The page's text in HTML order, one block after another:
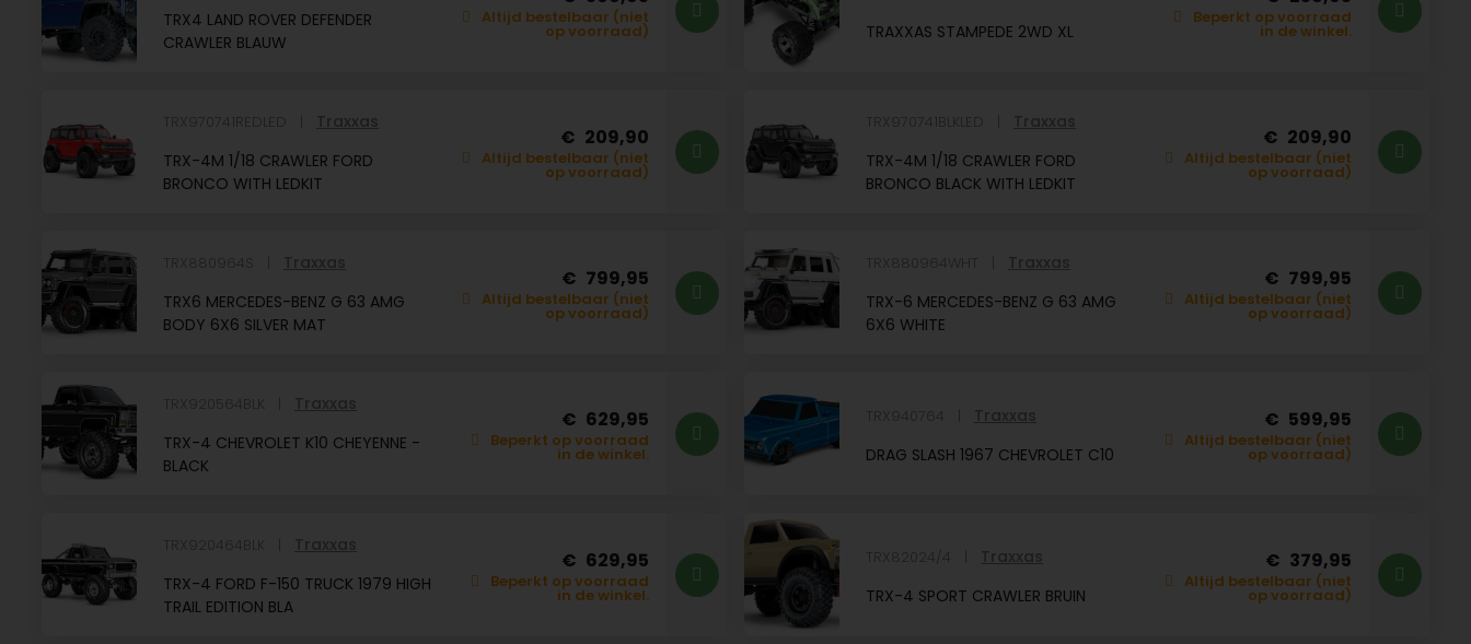
TRX4 LAND ROVER DEFENDER
CRAWLER BLAUW
Altijd bestelbaar (niet
op voorraad)
TRAXXAS STAMPEDE 2WD XL
Beperkt op voorraad
in de winkel.
TRX970741REDLED
Traxxas
TRX-4M 1/18 CRAWLER FORD
BRONCO WITH LEDKIT
209,90
Altijd bestelbaar (niet
op voorraad)
TRX970741BLKLED
Traxxas
TRX-4M 1/18 CRAWLER FORD
BRONCO BLACK WITH LEDKIT
209,90
Altijd bestelbaar (niet
op voorraad)
TRX880964S
Traxxas
TRX6 MERCEDES-BENZ G 63 AMG
BODY 6X6 SILVER MAT
799,95
Altijd bestelbaar (niet
op voorraad)
TRX880964WHT
Traxxas
TRX-6 MERCEDES-BENZ G 63 AMG
6X6 WHITE
799,95
Altijd bestelbaar (niet
op voorraad)
TRX920564BLK
Traxxas
TRX-4 CHEVROLET K10 CHEYENNE -
BLACK
629,95
Beperkt op voorraad
in de winkel.
TRX940764
Traxxas
DRAG SLASH 1967 CHEVROLET C10
599,95
Altijd bestelbaar (niet
op voorraad)
TRX920464BLK
Traxxas
TRX-4 FORD F-150 TRUCK 1979 HIGH
TRAIL EDITION BLA
629,95
Beperkt op voorraad
in de winkel.
TRX82024/4
Traxxas
TRX-4 SPORT CRAWLER BRUIN
379,95
Altijd bestelbaar (niet
op voorraad)